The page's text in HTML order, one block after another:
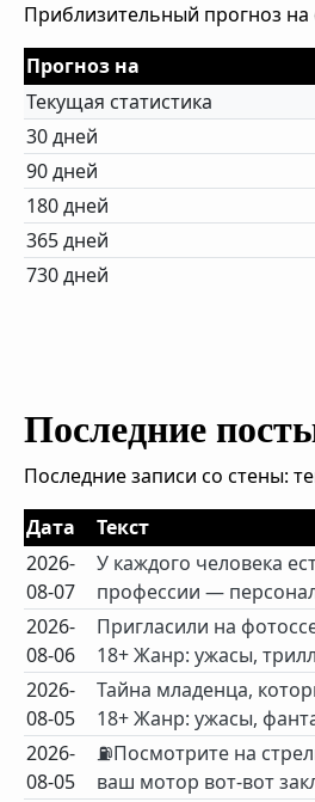
Приблизительный прогноз
Прогноз на
Текущая статистика
30 дней
90 дней
180 дней
365 дней
730 дней
Последние
Последние записи со стены:
Дата
Текст
2026-
08-07
У каждого человека
профессии —
2026-
08-06
Пригласили на
18+ Жанр: ужасы,
2026-
08-05
Тайна младенца,
18+ Жанр: ужасы,
2026-
08-05
⛽Посмотрите на
ваш мотор вот-вот